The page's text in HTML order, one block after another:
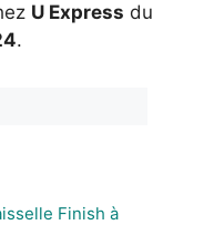
U Express du
.
Finish à